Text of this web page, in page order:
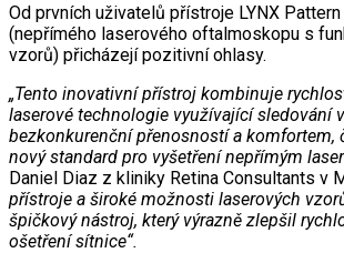
Od prvních uživatelů přístroje LYNX
(nepřímého laserového oftalmoskopu s
vzorů) přicházejí pozitivní ohlasy.
„Tento inovativní přístroj kombinuje
laserové technologie využívající sledování
bezkonkurenční přenosností a komfortem,
nový standard pro vyšetření nepřímým
Daniel Diaz z kliniky Retina Consultants v
přístroje a široké možnosti laserových
špičkový nástroj, který výrazně zlepšil
ošetření sítnice“.